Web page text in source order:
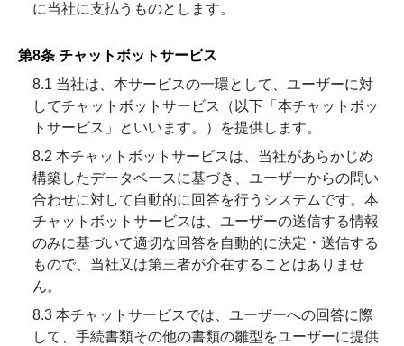
に当社に支払うものとします。
第8条 チャットボットサービス
8.1 当社は、本サービスの一環として、ユーザーに対
してチャットボットサービス（以下「本チャットボッ
トサービス」といいます。）を提供します。
8.2 本チャットボットサービスは、当社があらかじめ
構築したデータベースに基づき、ユーザーからの問い
合わせに対して自動的に回答を行うシステムです。本
チャットボットサービスは、ユーザーの送信する情報
のみに基づいて適切な回答を自動的に決定・送信する
もので、当社又は第三者が介在することはありませ
ん。
8.3 本チャットサービスでは、ユーザーへの回答に際
して、手続書類その他の書類の雛型をユーザーに提供